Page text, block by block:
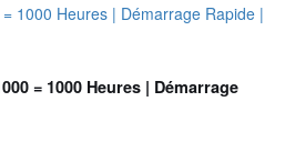
= 1000 Heures | Démarrage